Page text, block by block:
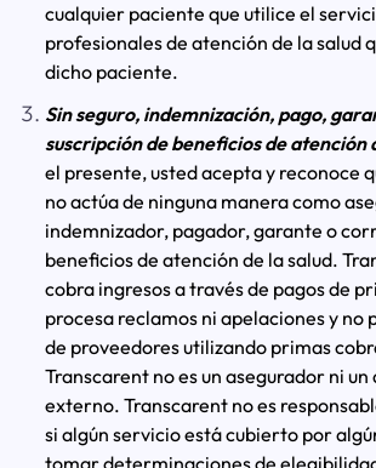
cualquier paciente que utilice el
profesionales de atención de la salud
dicho paciente.
Sin seguro, indemnización, pago,
suscripción de beneficios de atención
el presente, usted acepta y reconoce
no actúa de ninguna manera como
indemnizador, pagador, garante o
beneficios de atención de la salud.
cobra ingresos a través de pagos de
procesa reclamos ni apelaciones y no
de proveedores utilizando primas
Transcarent no es un asegurador ni
externo. Transcarent no es
si algún servicio está cubierto por